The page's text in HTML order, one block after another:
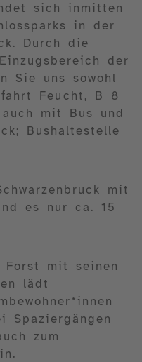
sich inmitten
in der
Durch die
der
Sie uns sowohl
Feucht, B 8
mit Bus und
Bushaltestelle
mit
es nur ca. 15
Forst mit seinen
lädt
Spaziergängen
zum